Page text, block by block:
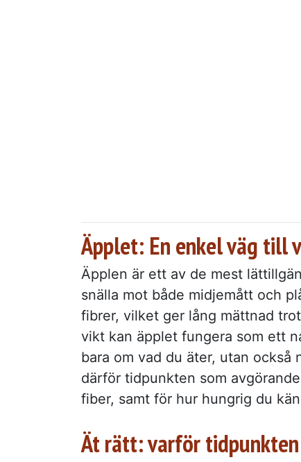
Äpplet: En enkel väg till
Äpplen är ett av de mest
snälla mot både midjemått och
fibrer, vilket ger lång mättnad
vikt kan äpplet fungera som ett
bara om vad du äter, utan
därför tidpunkten som
fiber, samt för hur hungrig du
Ät rätt: varför